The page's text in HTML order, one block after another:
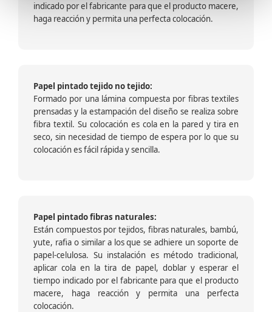
indicado por el fabricante para que el producto macere,
haga reacción y permita una perfecta colocación.
Papel pintado tejido no tejido:
Formado por una lámina compuesta por fibras textiles
prensadas y la estampación del diseño se realiza sobre
fibra textil. Su colocación es cola en la pared y tira en
seco, sin necesidad de tiempo de espera por lo que su
colocación es fácil rápida y sencilla.
Papel pintado fibras naturales:
Están compuestos por tejidos, fibras naturales, bambú,
yute, rafia o similar a los que se adhiere un soporte de
papel-celulosa. Su instalación es método tradicional,
aplicar cola en la tira de papel, doblar y esperar el
tiempo indicado por el fabricante para que el producto
macere, haga reacción y permita una perfecta
colocación.